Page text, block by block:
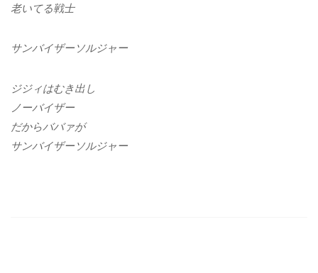
老いてる戦士
サンバイザーソルジャー
ジジィはむき出し
ノーバイザー
だからババァが
サンバイザーソルジャー